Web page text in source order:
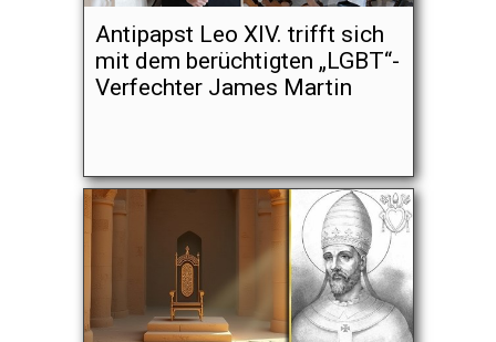
Antipapst Leo XIV. trifft sich
mit dem berüchtigten „LGBT“-
Verfechter James Martin